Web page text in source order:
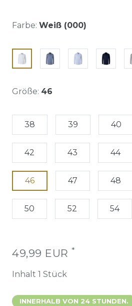
Farbe: Weiß (000)
Größe: 46
38 39 40
42 43 44
46 47 48
50 52 54
49,99 EUR *
Inhalt 1 Stück
INNERHALB VON 24 STUNDEN.